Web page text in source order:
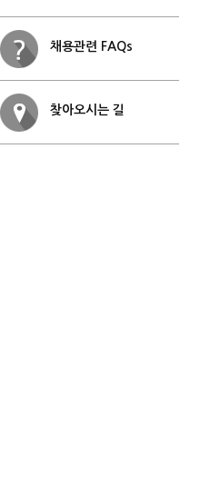
채용관련 FAQs
찾아오시는 길